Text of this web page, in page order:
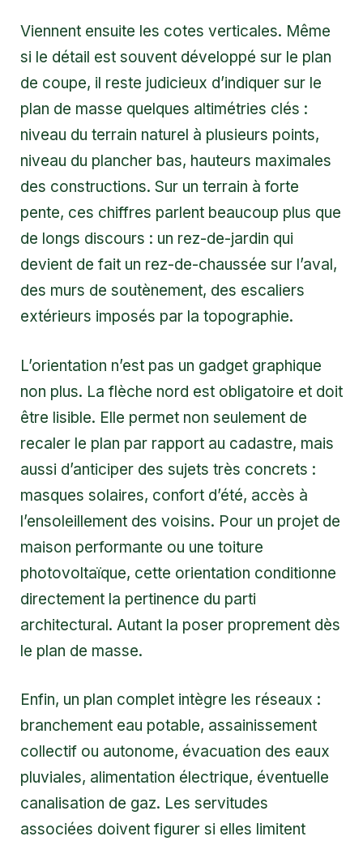
Viennent ensuite les cotes verticales. Même
si le détail est souvent développé sur le plan
de coupe, il reste judicieux d’indiquer sur le
plan de masse quelques altimétries clés :
niveau du terrain naturel à plusieurs points,
niveau du plancher bas, hauteurs maximales
des constructions. Sur un terrain à forte
pente, ces chiffres parlent beaucoup plus que
de longs discours : un rez-de-jardin qui
devient de fait un rez-de-chaussée sur l’aval,
des murs de soutènement, des escaliers
extérieurs imposés par la topographie.
L’orientation n’est pas un gadget graphique
non plus. La flèche nord est obligatoire et doit
être lisible. Elle permet non seulement de
recaler le plan par rapport au cadastre, mais
aussi d’anticiper des sujets très concrets :
masques solaires, confort d’été, accès à
l’ensoleillement des voisins. Pour un projet de
maison performante ou une toiture
photovoltaïque, cette orientation conditionne
directement la pertinence du parti
architectural. Autant la poser proprement dès
le plan de masse.
Enfin, un plan complet intègre les réseaux :
branchement eau potable, assainissement
collectif ou autonome, évacuation des eaux
pluviales, alimentation électrique, éventuelle
canalisation de gaz. Les servitudes
associées doivent figurer si elles limitent